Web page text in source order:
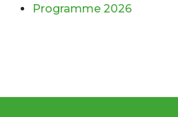
Programme 2026